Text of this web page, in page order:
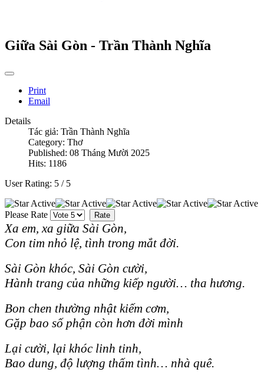
Giữa Sài Gòn - Trần Thành Nghĩa
Print
Email
Details
Tác giả: Trần Thành Nghĩa
Category: Thơ
Published: 08 Tháng Mười 2025
Hits: 1186
User Rating: 5 / 5
Please Rate
Xa em, xa giữa Sài Gòn,
Con tim nhỏ lệ, tình trong mắt đời.
Sài Gòn khóc, Sài Gòn cười,
Hành trang của những kiếp người… tha hương.
Bon chen thường nhật kiếm cơm,
Gặp bao số phận còn hơn đời mình
Lại cười, lại khóc linh tinh,
Bao dung, độ lượng thấm tình… nhà quê.